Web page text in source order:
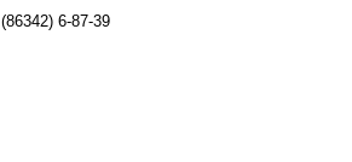
(86342) 6-87-39